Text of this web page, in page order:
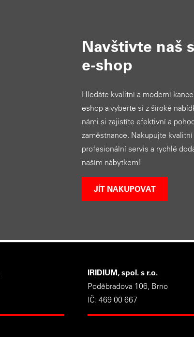
Navštivte naš
e-shop
Hledáte kvalitní a moderní
eshop a vyberte si z široké
námi si zajistíte efektivní a
zaměstnance. Nakupujte
profesionální servis a rychlé
naším nábytkem!
JÍT NAKUPOVAT
IRIDIUM, spol. s r.o.
Poděbradova 106, Brno
IČ: 469 00 667